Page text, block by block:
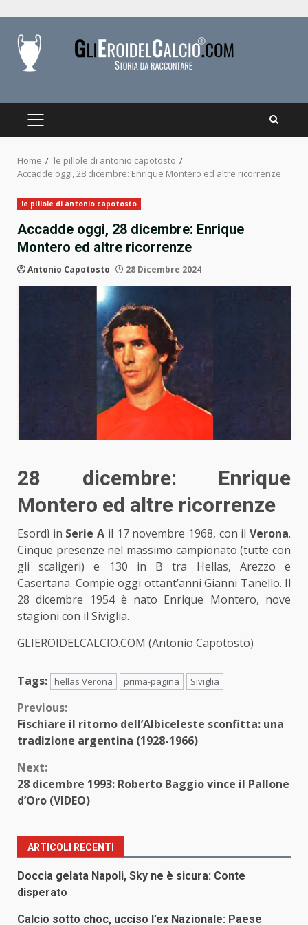
content
PRIMARY
Home
le pillole di antonio capotosto
Accadde oggi, 28 dicembre: Enrique Montero ed altre ricorrenze
le pillole di antonio capotosto
Accadde oggi, 28 dicembre: Enrique
Montero ed altre ricorrenze
Antonio Capotosto 28 Dicembre 2024
28 dicembre: Enrique
Montero ed altre ricorrenze
Esordì in Serie A il 17 novembre 1968, con ilVerona.
Cinque presenze nel massimo campionato (tutte con
gli scaligeri) e 130 in B tra Hellas, Arezzo e
Casertana. Compie oggi ottant’anni Gianni Tanello. Il
28 dicembre 1954 è nato Enrique Montero, nove
stagioni con il Siviglia.
GLIEROIDELCALCIO.COM (Antonio Capotosto)
Tags: hellas Verona prima-pagina Siviglia
Continue
Reading
Previous:
Fischiare il ritorno dell’Albiceleste sconfitta: una
tradizione argentina (1928-1966)
Next:
28 dicembre 1993: Roberto Baggio vince il Pallone
d’Oro (VIDEO)
ARTICOLI RECENTI
Doccia gelata Napoli, Sky ne è sicura: Conte
disperato
Calcio sotto choc, ucciso l’ex Nazionale: Paese